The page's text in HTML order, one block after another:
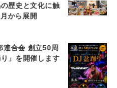
歴史と文化に触
から展開
連合会 創立50周
」を開催します